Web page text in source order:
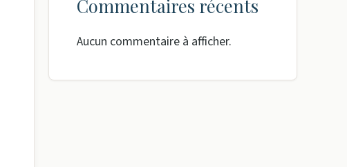
Commentaires récents
Aucun commentaire à afficher.